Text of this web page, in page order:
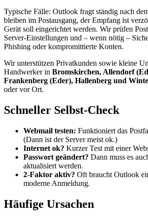
Typische Fälle: Outlook fragt ständig nach
bleiben im Postausgang, der Empfang ist
Gerät soll eingerichtet werden. Wir prüfen
Server‑Einstellungen und – wenn nötig –
Phishing oder kompromittierte Konten.
Wir unterstützen Privatkunden sowie kleine
Handwerker in Bromskirchen, Allendorf
Frankenberg (Eder), Hallenberg und
oder vor Ort.
Schneller Selbst‑Check
Webmail testen: Funktioniert das
(Dann ist der Server meist ok.)
Internet ok? Kurzer Test mit einer
Passwort geändert? Dann muss es
aktualisiert werden.
2‑Faktor aktiv? Oft braucht Outlook
moderne Anmeldung.
Häufige Ursachen